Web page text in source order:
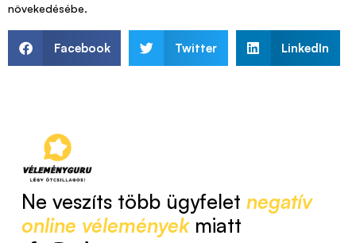
növekedésébe.
Facebook Twitter LinkedIn
Ne veszíts több ügyfelet negatív
online véleményekmiatt